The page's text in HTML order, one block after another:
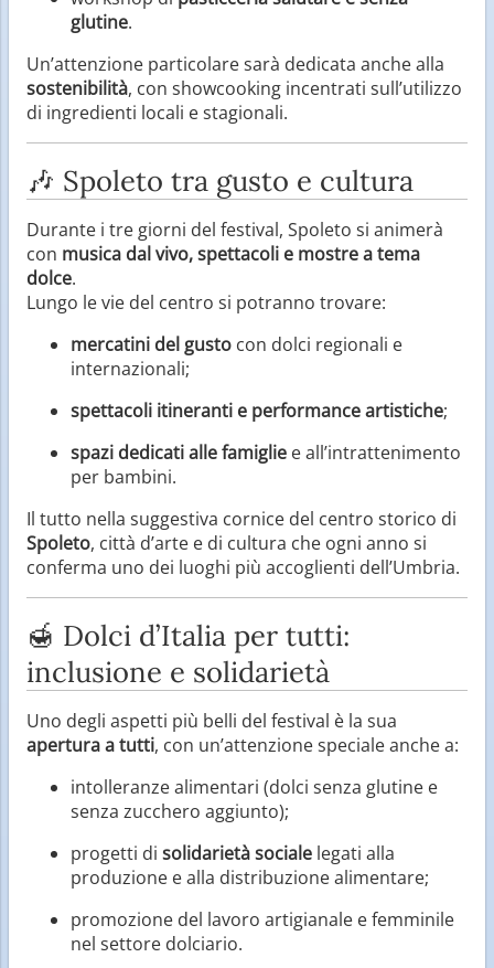
glutine.
Un’attenzione particolare sarà dedicata anche alla
sostenibilità, con showcooking incentrati sull’utilizzo
di ingredienti locali e stagionali.
🎶 Spoleto tra gusto e cultura
Durante i tre giorni del festival, Spoleto si animerà
con musica dal vivo, spettacoli e mostre a tema
dolce.
Lungo le vie del centro si potranno trovare:
mercatini del gusto con dolci regionali e
internazionali;
spettacoli itineranti e performance artistiche;
spazi dedicati alle famiglie e all’intrattenimento
per bambini.
Il tutto nella suggestiva cornice del centro storico di
Spoleto, città d’arte e di cultura che ogni anno si
conferma uno dei luoghi più accoglienti dell’Umbria.
🍯 Dolci d’Italia per tutti:
inclusione e solidarietà
Uno degli aspetti più belli del festival è la sua
apertura a tutti, con un’attenzione speciale anche a:
intolleranze alimentari (dolci senza glutine e
senza zucchero aggiunto);
progetti di solidarietà sociale legati alla
produzione e alla distribuzione alimentare;
promozione del lavoro artigianale e femminile
nel settore dolciario.